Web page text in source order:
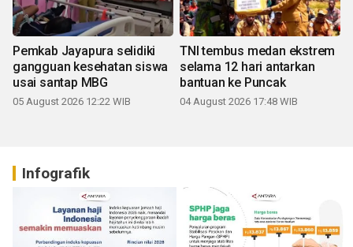
Pemkab Jayapura selidiki
gangguan kesehatan siswa
usai santap MBG
05 August 2026 12:22 WIB
TNI tembus medan ekstrem
selama 12 hari antarkan
bantuan ke Puncak
04 August 2026 17:48 WIB
Infografik